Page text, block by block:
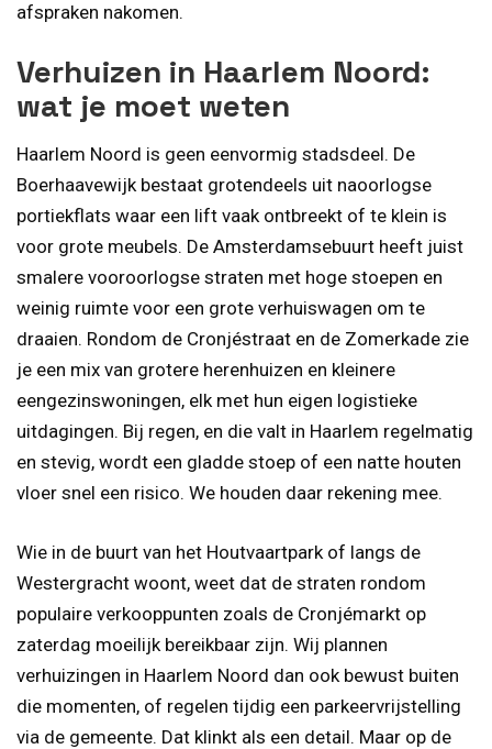
afspraken nakomen.
Verhuizen in Haarlem Noord:
wat je moet weten
Haarlem Noord is geen eenvormig stadsdeel. De
Boerhaavewijk bestaat grotendeels uit naoorlogse
portiekflats waar een lift vaak ontbreekt of te klein is
voor grote meubels. De Amsterdamsebuurt heeft juist
smalere vooroorlogse straten met hoge stoepen en
weinig ruimte voor een grote verhuiswagen om te
draaien. Rondom de Cronjéstraat en de Zomerkade zie
je een mix van grotere herenhuizen en kleinere
eengezinswoningen, elk met hun eigen logistieke
uitdagingen. Bij regen, en die valt in Haarlem regelmatig
en stevig, wordt een gladde stoep of een natte houten
vloer snel een risico. We houden daar rekening mee.
Wie in de buurt van het Houtvaartpark of langs de
Westergracht woont, weet dat de straten rondom
populaire verkooppunten zoals de Cronjémarkt op
zaterdag moeilijk bereikbaar zijn. Wij plannen
verhuizingen in Haarlem Noord dan ook bewust buiten
die momenten, of regelen tijdig een parkeervrijstelling
via de gemeente. Dat klinkt als een detail. Maar op de